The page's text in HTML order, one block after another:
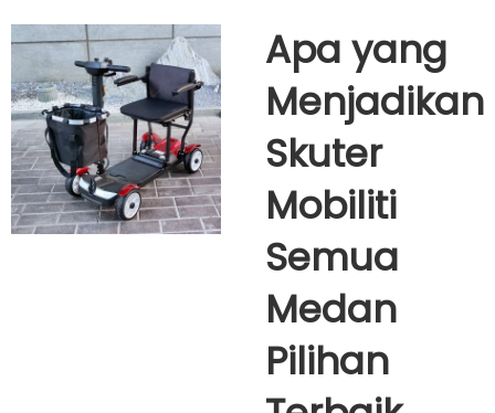
Apa yang
Menjadikan
Skuter
Mobiliti
Semua
Medan
Pilihan